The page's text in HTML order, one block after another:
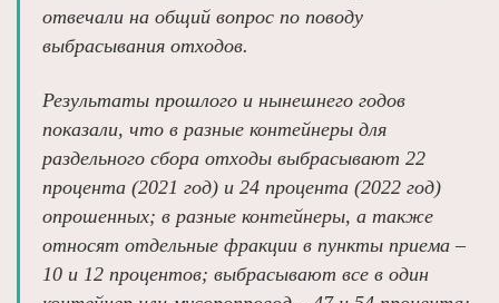
отвечали на общий вопрос по поводу
выбрасывания отходов.
Результаты прошлого и нынешнего годов
показали, что в разные контейнеры для
раздельного сбора отходы выбрасывают 22
процента (2021 год) и 24 процента (2022 год)
опрошенных; в разные контейнеры, а также
относят отдельные фракции в пункты приема –
10 и 12 процентов; выбрасывают все в один